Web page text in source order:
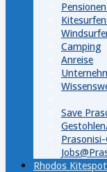
Camping
Anreise
Save
Rhodos